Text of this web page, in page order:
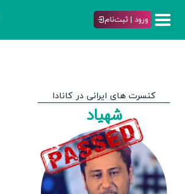
ورود | ثبت‌نام
کنسرت های ایرانی در کانادا
شهیاد